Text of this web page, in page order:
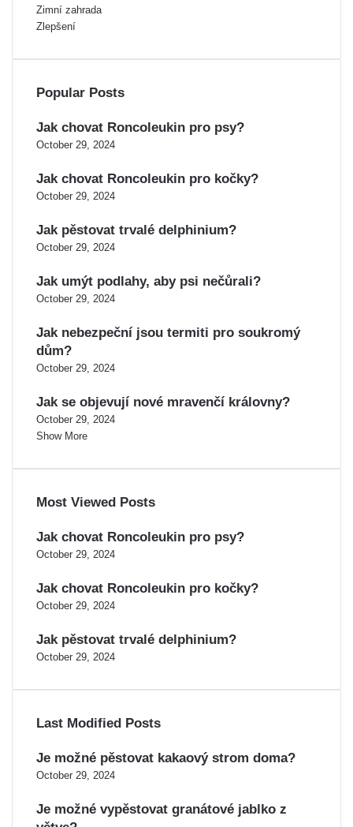
Zimní zahrada
Zlepšení
Popular Posts
Jak chovat Roncoleukin pro psy?
October 29, 2024
Jak chovat Roncoleukin pro kočky?
October 29, 2024
Jak pěstovat trvalé delphinium?
October 29, 2024
Jak umýt podlahy, aby psi nečůrali?
October 29, 2024
Jak nebezpeční jsou termiti pro soukromý
dům?
October 29, 2024
Jak se objevují nové mravenčí královny?
October 29, 2024
Show More
Most Viewed Posts
Jak chovat Roncoleukin pro psy?
October 29, 2024
Jak chovat Roncoleukin pro kočky?
October 29, 2024
Jak pěstovat trvalé delphinium?
October 29, 2024
Last Modified Posts
Je možné pěstovat kakaový strom doma?
October 29, 2024
Je možné vypěstovat granátové jablko z